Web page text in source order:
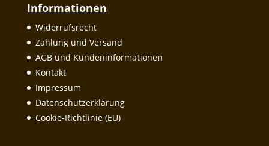
Informationen
Widerrufsrecht
Zahlung und Versand
AGB und Kundeninformationen
Kontakt
Impressum
Datenschutzerklärung
Cookie-Richtlinie (EU)